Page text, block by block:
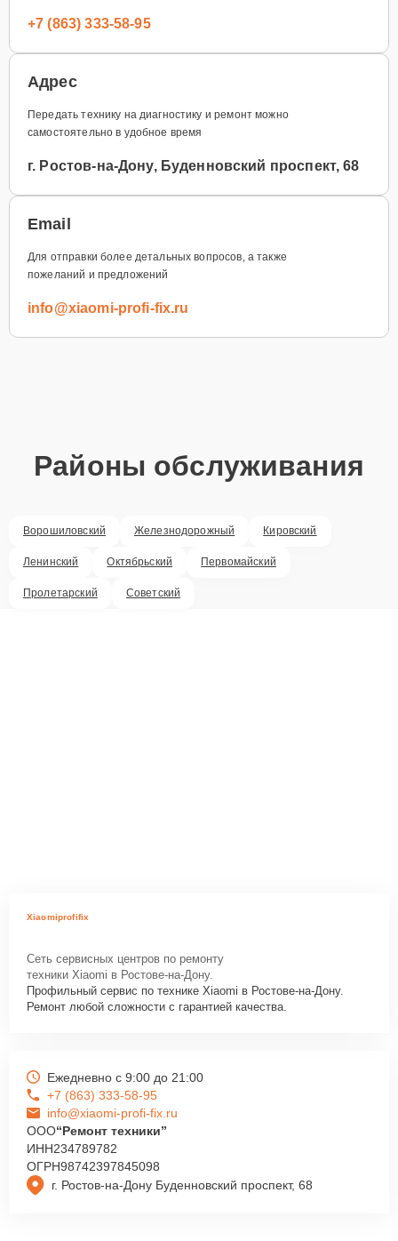
+7 (863) 333-58-95
Адрес
Передать технику на диагностику и ремонт можно
самостоятельно в удобное время
г. Ростов-на-Дону, Буденновский проспект, 68
Email
Для отправки более детальных вопросов, а также
пожеланий и предложений
info@xiaomi-profi-fix.ru
Районы обслуживания
Ворошиловский Железнодорожный Кировский
Ленинский Октябрьский Первомайский
Пролетарский Советский
Xiaomiprofifix
Сеть сервисных центров по ремонту
техники Xiaomi в Ростове-на-Дону.
Профильный сервис по технике Xiaomi в Ростове-на-Дону.
Ремонт любой сложности с гарантией качества.
г. Ростов-на-Дону Буденновский проспект, 68
Ежедневно с 9:00 до 21:00
+7 (863) 333-58-95
info@xiaomi-profi-fix.ru
ООО“Ремонт техники”
ИНН234789782
ОГРН98742397845098